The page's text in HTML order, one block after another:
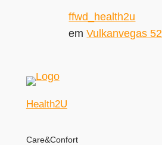
ffwd_health2u
emVulkanvegas
Health2U
Care&Confort